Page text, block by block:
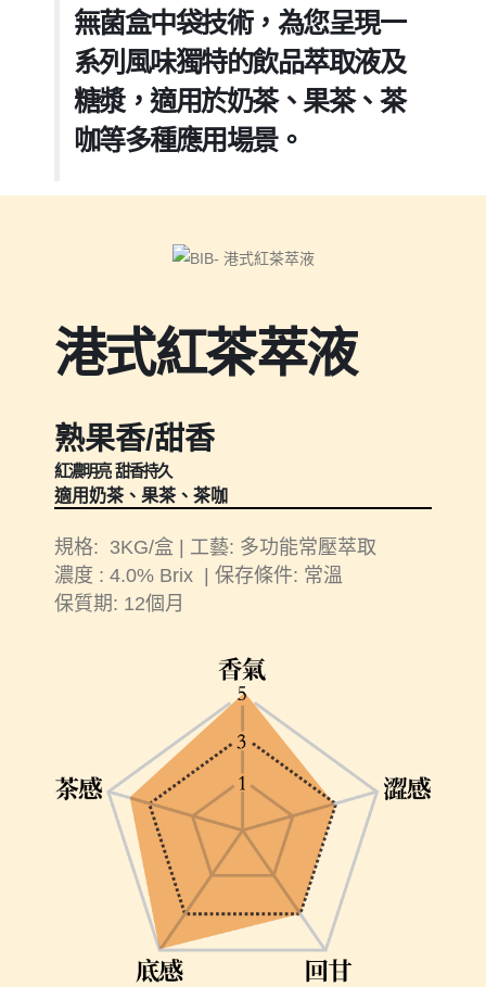
無菌盒中袋技術，為您呈現一
系列風味獨特的飲品萃取液及
糖漿，適用於奶茶、果茶、茶
咖等多種應用場景。
港式紅茶萃液
熟果香/甜香
紅濃明亮 甜香持久
適用奶茶、果茶、茶咖
規格: 3KG/盒 | 工藝: 多功能常壓萃取
濃度 : 4.0% Brix | 保存條件: 常溫
保質期: 12個月